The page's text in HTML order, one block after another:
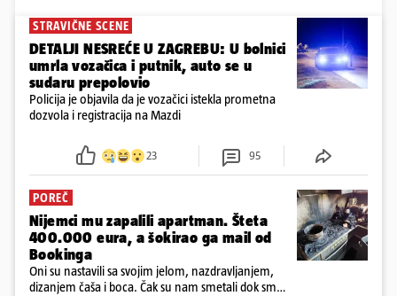
STRAVIČNE SCENE
DETALJI NESREĆE U ZAGREBU: U bolnici
umrla vozačica i putnik, auto se u
sudaru prepolovio
Policija je objavila da je vozačici istekla prometna
dozvola i registracija na Mazdi
23 95
POREČ
Nijemci mu zapalili apartman. Šteta
400.000 eura, a šokirao ga mail od
Bookinga
Oni su nastavili sa svojim jelom, nazdravljanjem,
dizanjem čaša i boca. Čak su nam smetali dok smo